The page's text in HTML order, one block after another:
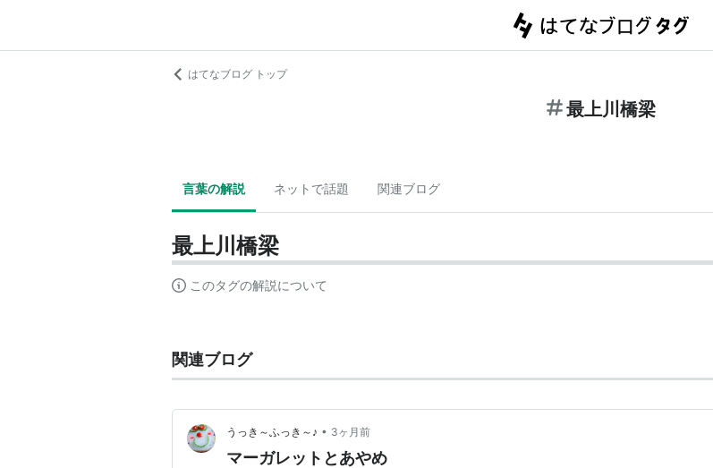
はてなブログ トップ
最上川橋梁
言葉の解説 ネットで話題 関連ブログ
最上川橋梁
このタグの解説について
関連ブログ
うっき～ふっき～♪ • 3ヶ月前
マーガレットとあやめ